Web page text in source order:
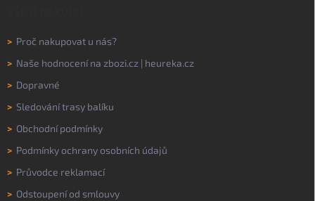
> Proč nakupovat u nás?
> Naše hodnocení na zbozi.cz | heureka.cz
> Dopravné
> Sledování trasy balíku
> Obchodní podmínky
> Podmínky ochrany osobních údajů
> Průvodce reklamací
> Odstoupení od smlouvy